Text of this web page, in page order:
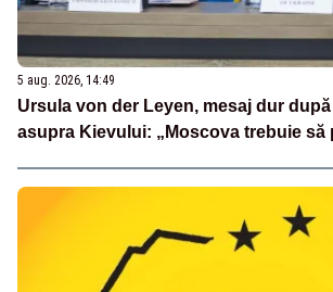
5 aug. 2026, 14:49
Ursula von der Leyen, mesaj dur
asupra Kievului: „Moscova trebuie să